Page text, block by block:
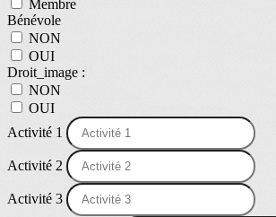
Membre
Bénévole
NON
OUI
Droit_image :
NON
OUI
Activité 1
Activité 2
Activité 3